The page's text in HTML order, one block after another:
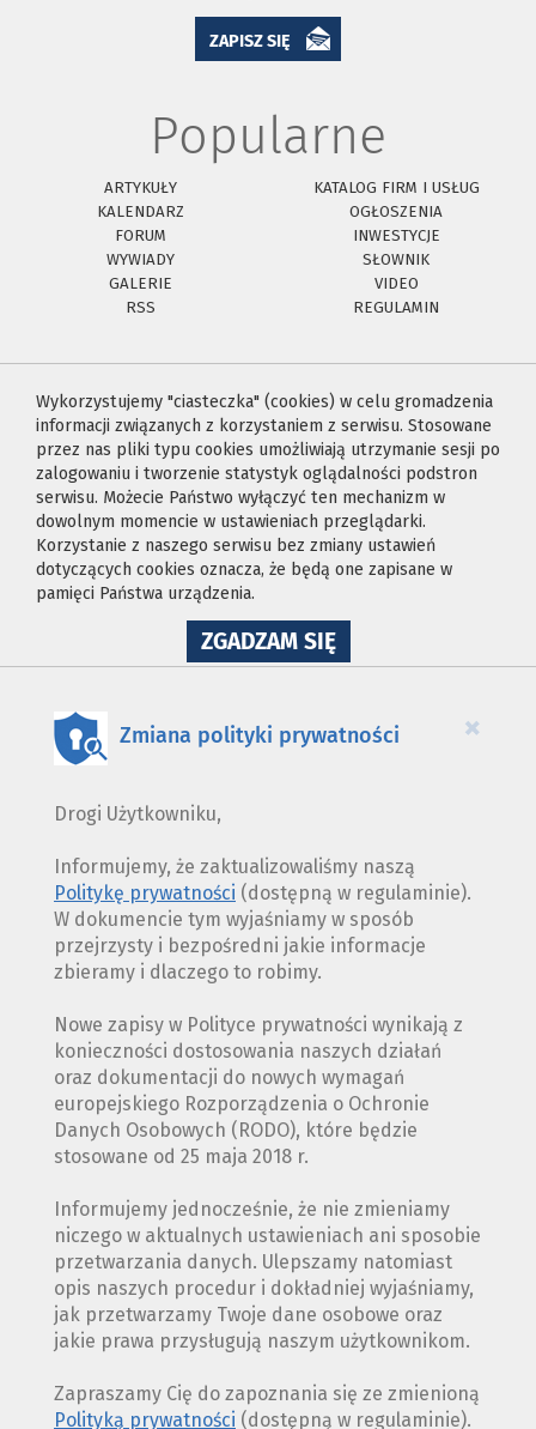
ZAPISZ SIĘ
Popularne
ARTYKUŁY
KATALOG FIRM I USŁUG
KALENDARZ
OGŁOSZENIA
FORUM
INWESTYCJE
WYWIADY
SŁOWNIK
GALERIE
VIDEO
RSS
REGULAMIN
Wykorzystujemy "ciasteczka" (cookies) w celu gromadzenia
informacji związanych z korzystaniem z serwisu. Stosowane
przez nas pliki typu cookies umożliwiają utrzymanie sesji po
zalogowaniu i tworzenie statystyk oglądalności podstron
serwisu. Możecie Państwo wyłączyć ten mechanizm w
dowolnym momencie w ustawieniach przeglądarki.
Korzystanie z naszego serwisu bez zmiany ustawień
dotyczących cookies oznacza, że będą one zapisane w
pamięci Państwa urządzenia.
ZGADZAM SIĘNA
WYKORZYSTANIE
×
Zmiana polityki prywatności
Drogi Użytkowniku,
Informujemy, że zaktualizowaliśmy naszą
Politykę prywatności (dostępną w regulaminie).
W dokumencie tym wyjaśniamy w sposób
przejrzysty i bezpośredni jakie informacje
zbieramy i dlaczego to robimy.
Nowe zapisy w Polityce prywatności wynikają z
konieczności dostosowania naszych działań
oraz dokumentacji do nowych wymagań
europejskiego Rozporządzenia o Ochronie
Danych Osobowych (RODO), które będzie
stosowane od 25 maja 2018 r.
Informujemy jednocześnie, że nie zmieniamy
niczego w aktualnych ustawieniach ani sposobie
przetwarzania danych. Ulepszamy natomiast
opis naszych procedur i dokładniej wyjaśniamy,
jak przetwarzamy Twoje dane osobowe oraz
jakie prawa przysługują naszym użytkownikom.
Zapraszamy Cię do zapoznania się ze zmienioną
Polityką prywatności (dostępną w regulaminie).